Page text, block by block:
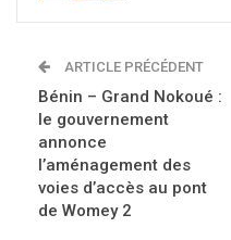
ARTICLE PRÉCÉDENT
Bénin – Grand Nokoué :
le gouvernement
annonce
l’aménagement des
voies d’accès au pont
de Womey 2